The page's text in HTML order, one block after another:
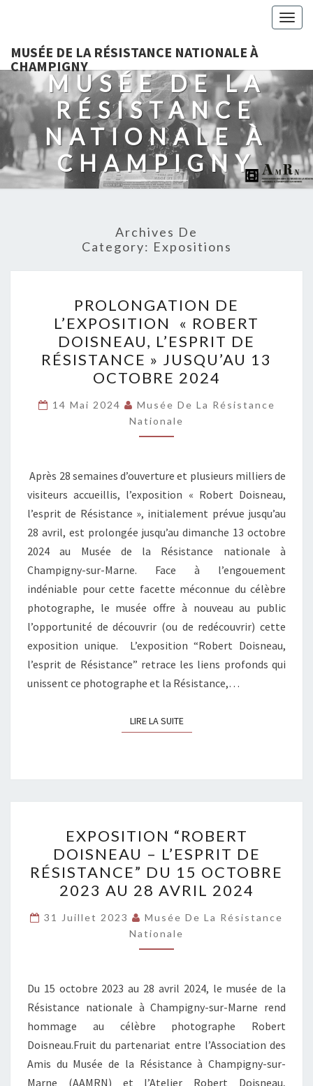
MUSÉE DE LA RÉSISTANCE NATIONALE À
CHAMPIGNY
MUSÉE DE LA
RÉSISTANCE
NATIONALE À
CHAMPIGNY
Archives De
Category: Expositions
DE
L’EXPOSITION
« ROBERT
DOISNEAU,
L’ESPRIT
DE
RÉSISTANCE » JUSQU’AU
13
2024
PROLONGATION DE
L’EXPOSITION « ROBERT
DOISNEAU, L’ESPRIT DE
RÉSISTANCE » JUSQU’AU 13
OCTOBRE 2024
14 Mai 2024
Musée De La Résistance
Nationale
Après 28 semaines d’ouverture et plusieurs milliers de
visiteurs accueillis, l’exposition « Robert Doisneau,
l’esprit de Résistance », initialement prévue jusqu’au
28 avril, est prolongée jusqu’au dimanche 13 octobre
2024 au Musée de la Résistance nationale à
Champigny-sur-Marne. Face à l’engouement
indéniable pour cette facette méconnue du célèbre
photographe, le musée offre à nouveau au public
l’opportunité de découvrir (ou de redécouvrir) cette
exposition unique. L’exposition “Robert Doisneau,
l’esprit de Résistance” retrace les liens profonds qui
unissent ce photographe et la Résistance,…
LIRE LA SUITELIRE LA SUITE
“ROBERT
DOISNEAU
–
L’ESPRIT
DE
RÉSISTANCE”
DU
OCTOBRE
2023
28
AVRIL
EXPOSITION “ROBERT
DOISNEAU – L’ESPRIT DE
RÉSISTANCE” DU 15 OCTOBRE
2023 AU 28 AVRIL 2024
31 Juillet 2023
Musée De La Résistance
Nationale
Du 15 octobre 2023 au 28 avril 2024, le musée de la
Résistance nationale à Champigny-sur-Marne rend
hommage au célèbre photographe Robert
Doisneau.Fruit du partenariat entre l’Association des
Amis du Musée de la Résistance à Champigny-sur-
Marne (AAMRN) et l’Atelier Robert Doisneau,